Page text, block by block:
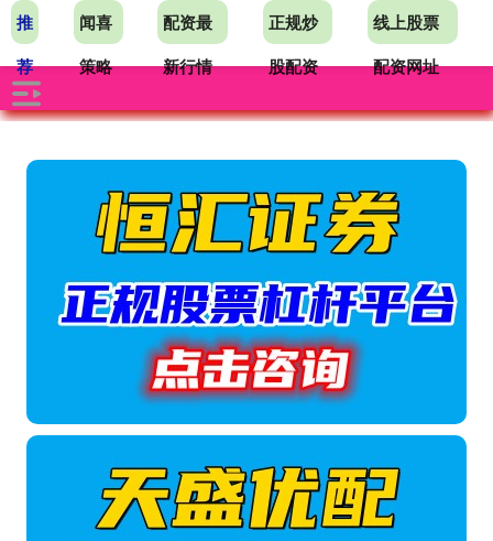
推
荐
闻喜
策略
配资最
新行情
正规炒
股配资
线上股票
配资网址